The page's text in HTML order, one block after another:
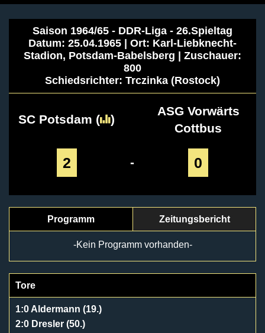
Saison 1964/65 - DDR-Liga - 26.Spieltag
Datum: 25.04.1965 | Ort: Karl-Liebknecht-
Stadion, Potsdam-Babelsberg | Zuschauer:
800
Schiedsrichter: Trczinka (Rostock)
SC Potsdam ( )
ASG Vorwärts
Cottbus
2 - 0
Programm Zeitungsbericht
-Kein Programm vorhanden-
Tore
1:0 Aldermann (19.)
2:0 Dresler (50.)